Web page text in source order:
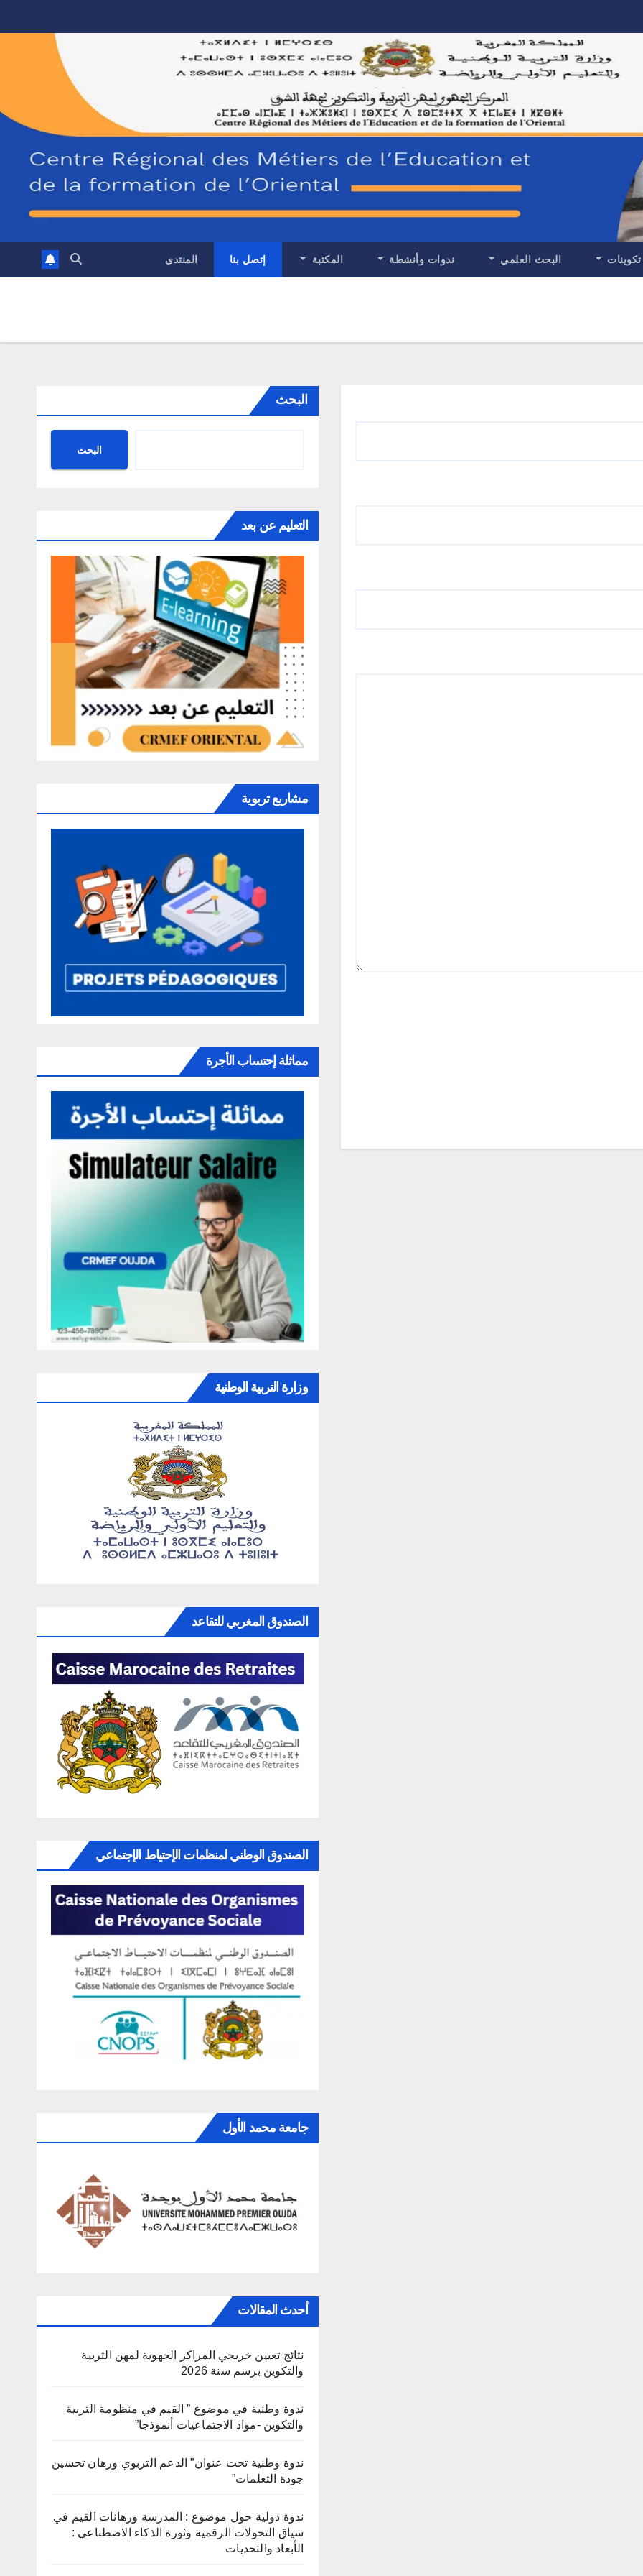
تكوينات البحث العلمي ندوات وأنشطة المكتبة إتصل بنا المنتدى
البحث
البحث
التعليم عن بعد
مشاريع تربوية
مماثلة إحتساب الأجرة
وزارة التربية الوطنية
الصندوق المغربي للتقاعد
الصندوق الوطني لمنظمات الإحتياط الإجتماعي
جامعة محمد الأول
أحدث المقالات
نتائج تعيين خريجي المراكز الجهوية لمهن التربية
والتكوين برسم سنة 2026
ندوة وطنية في موضوع ” القيم في منظومة التربية
والتكوين -مواد الاجتماعيات أنموذجا”
ندوة وطنية تحت عنوان” الدعم التربوي ورهان تحسين
جودة التعلمات”
ندوة دولية حول موضوع : المدرسة ورهانات القيم في
سياق التحولات الرقمية وثورة الذكاء الاصطناعي :
الأبعاد والتحديات